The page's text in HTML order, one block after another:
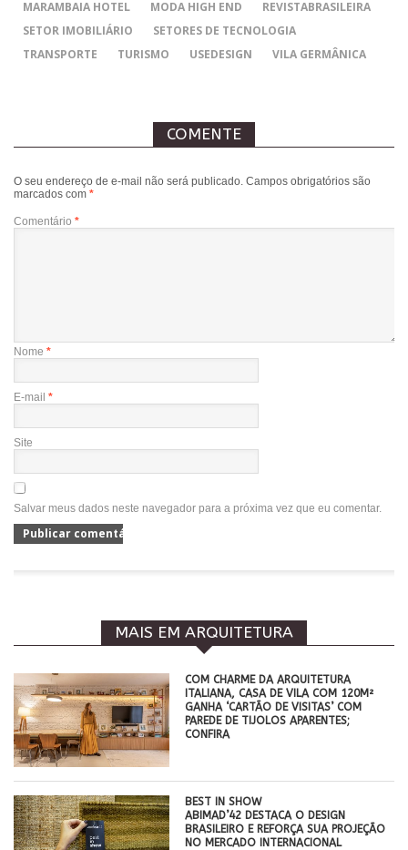
MARAMBAIA HOTEL
MODA HIGH END
REVISTABRASILEIRA
SETOR IMOBILIÁRIO
SETORES DE TECNOLOGIA
TRANSPORTE
TURISMO USEDESIGN VILA GERMÂNICA
COMENTE
O seu endereço de e-mail não será publicado. Campos obrigatórios são
marcados com *
Comentário *
Nome *
E-mail *
Site
Salvar meus dados neste navegador para a próxima vez que eu comentar.
MAIS EM ARQUITETURA
COM CHARME DA ARQUITETURA
ITALIANA, CASA DE VILA COM 120M²
GANHA ‘CARTÃO DE VISITAS’ COM
PAREDE DE TIJOLOS APARENTES;
CONFIRA
BEST IN SHOW
ABIMAD’42 DESTACA O DESIGN
BRASILEIRO E REFORÇA SUA PROJEÇÃO
NO MERCADO INTERNACIONAL